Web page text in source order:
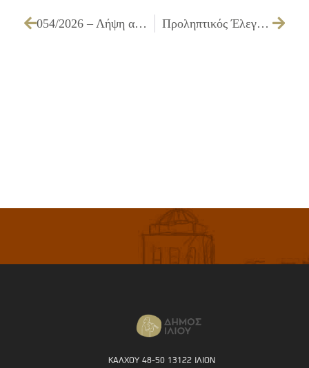
054/2026 – Λήψη απόφασης για τη δωρεάν παραχώρηση αδειοδοτημένων αθλητικών εγκαταστάσεων του Δήμου Ιλίου, σε αθλητικά σωματεία και φορείς για τη διεξαγωγή προπονήσεων και αθλητικών εκδηλώσεων Προληπτικός Έλεγχος Σπίλων Δωρεάν Δράση Προληπτικής Ιατρικής – «ΔΕΡΜΑΪΟΣ»
ΚΑΛΧΟΥ 48-50 13122 ΙΛΙΟΝ